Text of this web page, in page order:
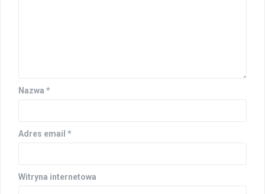
Nazwa *
Adres email *
Witryna internetowa